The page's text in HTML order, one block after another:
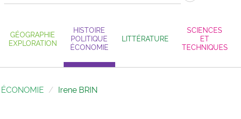
GÉOGRAPHIE
EXPLORATION
HISTOIRE
POLITIQUE
ÉCONOMIE
LITTÉRATURE
SCIENCES
ET
TECHNIQUES
Irene BRIN